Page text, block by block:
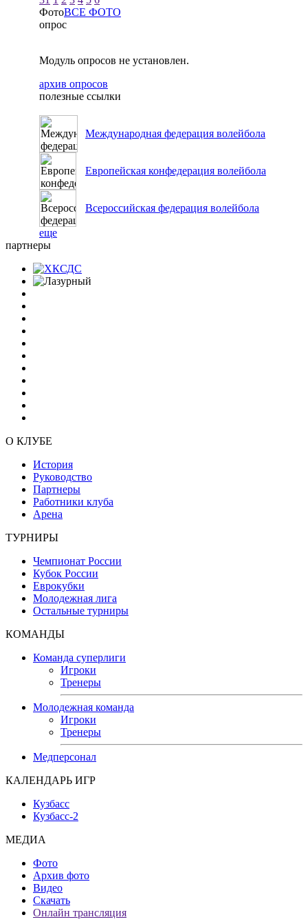
ФотоВСЕ ФОТО
опрос
Модуль опросов не установлен.
архив опросов
полезные ссылки
Международная федерация волейбола
Европейская конфедерация волейбола
Всероссийская федерация волейбола
еще
партнеры
О КЛУБЕ
История
Руководство
Партнеры
Работники клуба
Арена
ТУРНИРЫ
Чемпионат России
Кубок России
Еврокубки
Молодежная лига
Остальные турниры
КОМАНДЫ
Команда суперлиги
Игроки
Тренеры
Молодежная команда
Игроки
Тренеры
Медперсонал
КАЛЕНДАРЬ ИГР
Кузбасс
Кузбасс-2
МЕДИА
Фото
Архив фото
Видео
Скачать
Онлайн трансляция